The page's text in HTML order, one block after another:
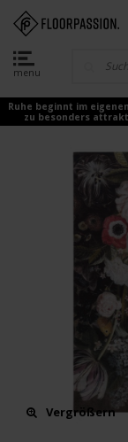
menu
Ruhe beginnt im
zu besonders
Vergrößern